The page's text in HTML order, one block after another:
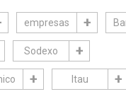
empresas
Sodexo
Itau